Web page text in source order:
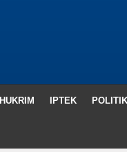
HUKRIM IPTEK POLITIK